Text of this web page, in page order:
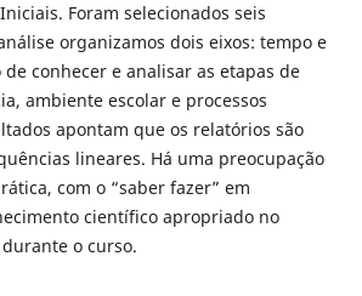
Foram selecionados seis
organizamos dois eixos: tempo e
conhecer e analisar as etapas de
ambiente escolar e processos
apontam que os relatórios são
lineares. Há uma preocupação
com o “saber fazer” em
científico apropriado no
o curso.